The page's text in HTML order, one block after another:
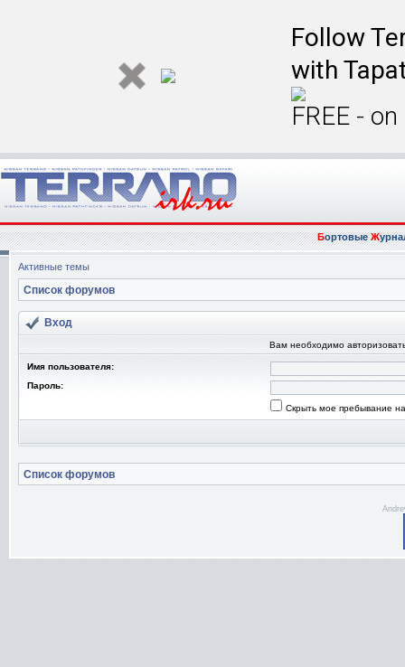
Follow
with
FREE -
БортовыеЖ
Активные темы
Список форумов
Вход
Вам необходимо
Имя пользователя:
Пароль:
Скрыть мое пребывание
Список форумов